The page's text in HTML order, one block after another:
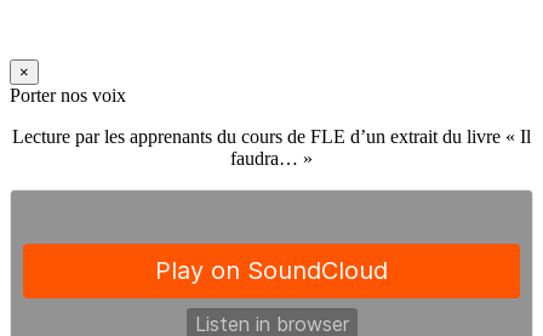
×
Porter nos voix
Lecture par les apprenants du cours de FLE d’un extrait du livre « Il
faudra… »